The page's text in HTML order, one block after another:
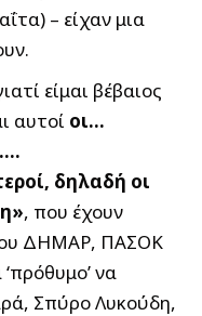
– είχαν μια
είμαι βέβαιος
αυτοί οι…
δηλαδή οι
, που έχουν
ΔΗΜΑΡ, ΠΑΣΟΚ
να
Σπύρο Λυκούδη,